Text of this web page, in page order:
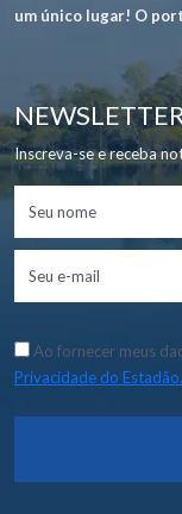
um único lugar! O
Inscreva-se e receba
Ao fornecer meus
Privacidade do Estadão.